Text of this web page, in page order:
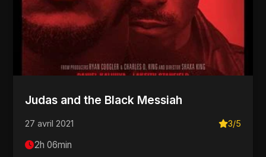
Judas and the Black Messiah
27 avril 2021 3/5
2h 06min